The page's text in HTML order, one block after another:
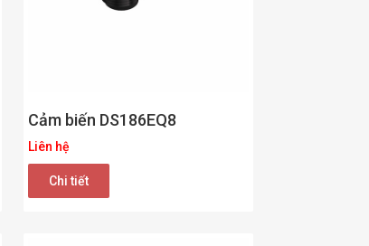
Cảm biến DS186EQ8
Liên hệ
Chi tiết